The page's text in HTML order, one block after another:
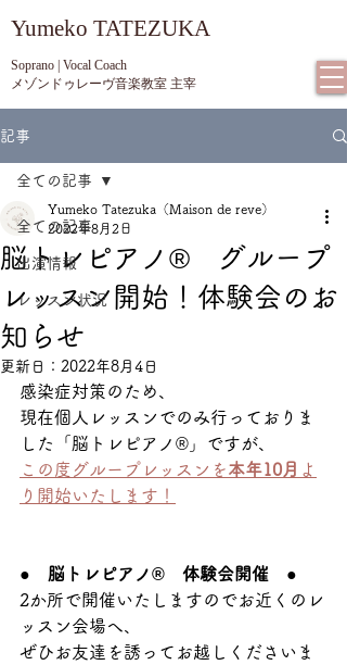
​Yumeko TATEZUKA
Soprano | Vocal Coach
メゾンドゥレーヴ音楽教室 主宰
記事
全ての記事
出演情報
レッスン状況
全ての記事
脳トレピアノ® グループ
レッスン開始！体験会のお
知らせ
Yumeko Tatezuka（Maison de reve）
2022年8月2日
更新日： 2022年8月4日
感染症対策のため、
現在個人レッスンでのみ行っておりま
した「脳トレピアノ®」ですが、
この度グループレッスンを本年10月 よ
り開始いたします！
●　脳トレピアノ®　体験会開催　●
2か所で開催いたしますのでお近くのレ
ッスン会場へ、
ぜひお友達を誘ってお越しくださいま